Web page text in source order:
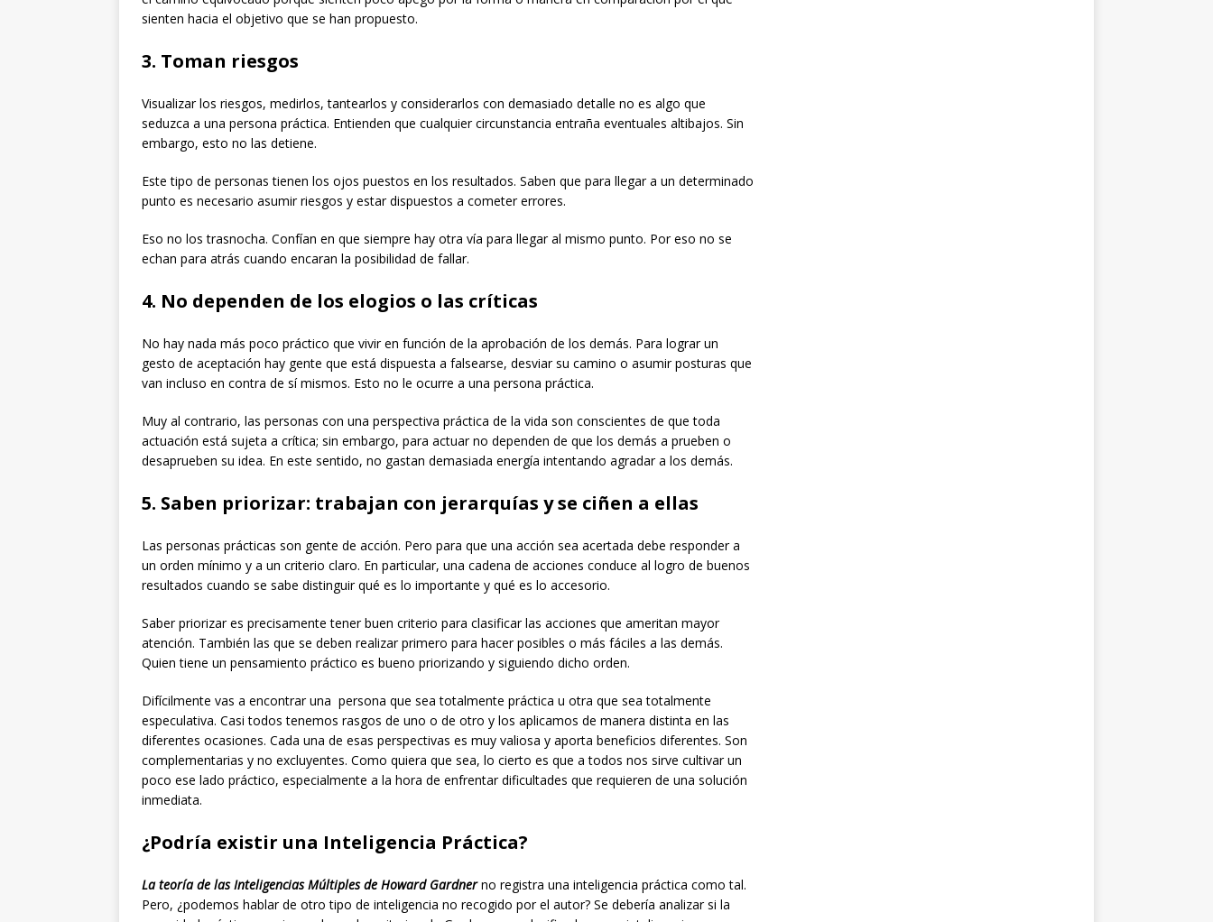
sienten hacia el objetivo que se han propuesto.
3. Toman riesgos
Visualizar los riesgos, medirlos, tantearlos y considerarlos con demasiado detalle no es algo que
seduzca a una persona práctica. Entienden que cualquier circunstancia entraña eventuales altibajos. Sin
embargo, esto no las detiene.
Este tipo de personas tienen los ojos puestos en los resultados. Saben que para llegar a un determinado
punto es necesario asumir riesgos y estar dispuestos a cometer errores.
Eso no los trasnocha. Confían en que siempre hay otra vía para llegar al mismo punto. Por eso no se
echan para atrás cuando encaran la posibilidad de fallar.
4. No dependen de los elogios o las críticas
No hay nada más poco práctico que vivir en función de la aprobación de los demás. Para lograr un
gesto de aceptación hay gente que está dispuesta a falsearse, desviar su camino o asumir posturas que
van incluso en contra de sí mismos. Esto no le ocurre a una persona práctica.
Muy al contrario, las personas con una perspectiva práctica de la vida son conscientes de que toda
actuación está sujeta a crítica; sin embargo, para actuar no dependen de que los demás a prueben o
desaprueben su idea. En este sentido, no gastan demasiada energía intentando agradar a los demás.
5. Saben priorizar: trabajan con jerarquías y se ciñen a ellas
Las personas prácticas son gente de acción. Pero para que una acción sea acertada debe responder a
un orden mínimo y a un criterio claro. En particular, una cadena de acciones conduce al logro de buenos
resultados cuando se sabe distinguir qué es lo importante y qué es lo accesorio.
Saber priorizar es precisamente tener buen criterio para clasificar las acciones que ameritan mayor
atención. También las que se deben realizar primero para hacer posibles o más fáciles a las demás.
Quien tiene un pensamiento práctico es bueno priorizando y siguiendo dicho orden.
Difícilmente vas a encontrar una persona que sea totalmente práctica u otra que sea totalmente
especulativa. Casi todos tenemos rasgos de uno o de otro y los aplicamos de manera distinta en las
diferentes ocasiones. Cada una de esas perspectivas es muy valiosa y aporta beneficios diferentes. Son
complementarias y no excluyentes. Como quiera que sea, lo cierto es que a todos nos sirve cultivar un
poco ese lado práctico, especialmente a la hora de enfrentar dificultades que requieren de una solución
inmediata.
¿Podría existir una Inteligencia Práctica?
La teoría de las Inteligencias Múltiples de Howard Gardnerno registra una inteligencia práctica como tal.
Pero, ¿podemos hablar de otro tipo de inteligencia no recogido por el autor? Se debería analizar si la